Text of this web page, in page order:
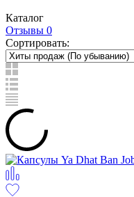
Каталог
Отзывы 0
Сортировать: